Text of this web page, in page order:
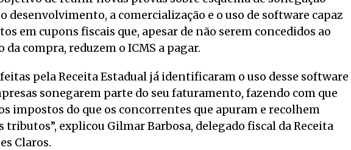
desenvolvimento, a comercialização e o uso de software capaz
em cupons fiscais que, apesar de não serem concedidos ao
compra, reduzem o ICMS a pagar.
pela Receita Estadual já identificaram o uso desse software
sonegarem parte do seu faturamento, fazendo com que
impostos do que os concorrentes que apuram e recolhem
explicou Gilmar Barbosa, delegado fiscal da Receita
Claros.